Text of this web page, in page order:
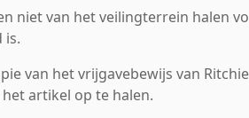
niet van het veilingterrein halen
is.
van het vrijgavebewijs van
artikel op te halen.